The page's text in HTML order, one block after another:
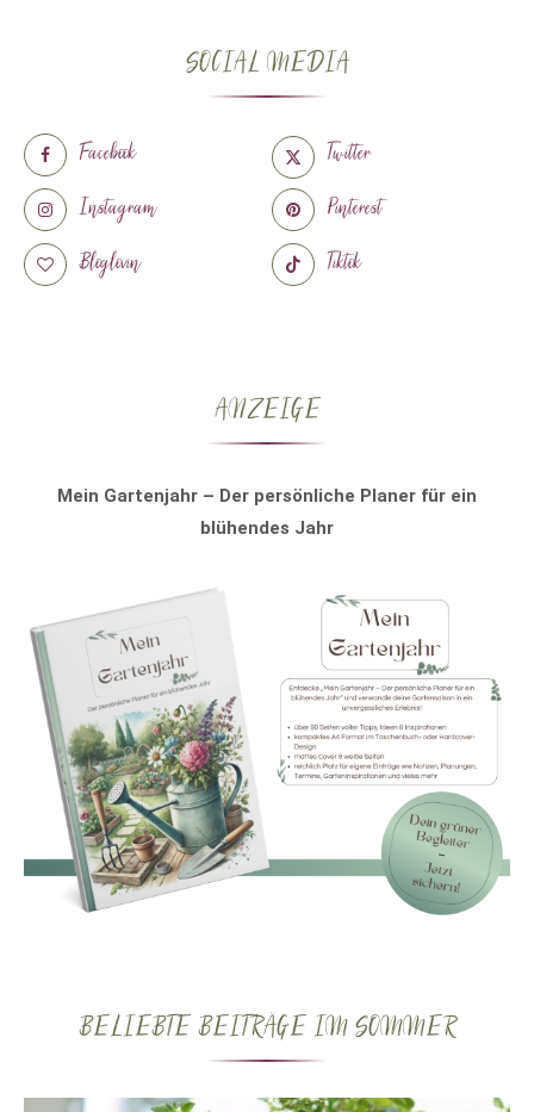
SOCIAL MEDIA
Facebook
Twitter
Instagram
Pinterest
Bloglovin
Tiktok
ANZEIGE
Mein Gartenjahr – Der persönliche Planer für ein
blühendes Jahr
BELIEBTE BEITRÄGE IM SOMMER